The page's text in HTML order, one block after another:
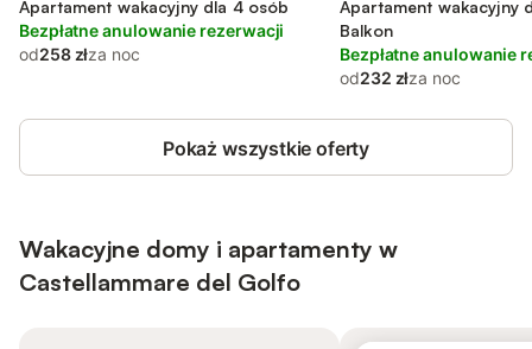
Trapani
Apartament wakacyjny dla 4 osób
Bezpłatne anulowanie rezerwacji
od258 złza noc
Trapani
Apartament wakacyjny
Balkon
Bezpłatne anulowanie
od232 złza noc
Pokaż wszystkie oferty
Wakacyjne domy i apartamenty w
Castellammare del Golfo